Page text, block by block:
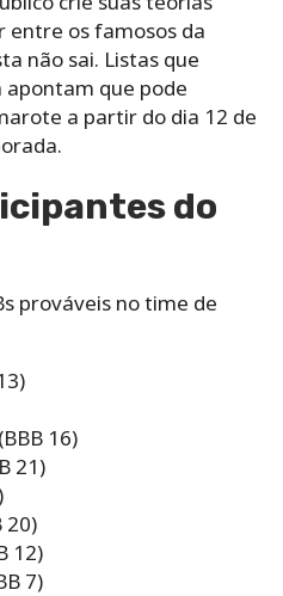
entre os famosos da
não sai. Listas que
que pode
a partir do dia 12 de
do
prováveis no time de
16)
21)
20)
12)
7)